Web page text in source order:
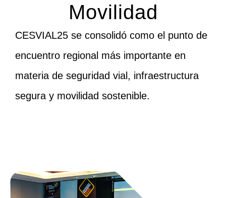
Movilidad
CESVIAL25 se consolidó como el punto de
encuentro regional más importante en
materia de seguridad vial, infraestructura
segura y movilidad sostenible.